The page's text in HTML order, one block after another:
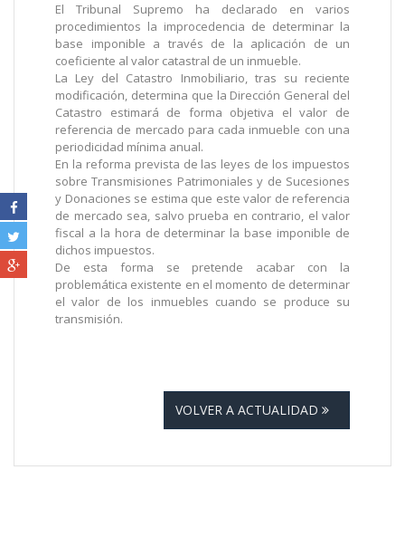
El Tribunal Supremo ha declarado en varios
procedimientos la improcedencia de determinar la
base imponible a través de la aplicación de un
coeficiente al valor catastral de un inmueble.
La Ley del Catastro Inmobiliario, tras su reciente
modificación, determina que la Dirección General del
Catastro estimará de forma objetiva el valor de
referencia de mercado para cada inmueble con una
periodicidad mínima anual.
En la reforma prevista de las leyes de los impuestos
sobre Transmisiones Patrimoniales y de Sucesiones
y Donaciones se estima que este valor de referencia
de mercado sea, salvo prueba en contrario, el valor
fiscal a la hora de determinar la base imponible de
dichos impuestos.
De esta forma se pretende acabar con la
problemática existente en el momento de determinar
el valor de los inmuebles cuando se produce su
transmisión.
VOLVER A ACTUALIDAD